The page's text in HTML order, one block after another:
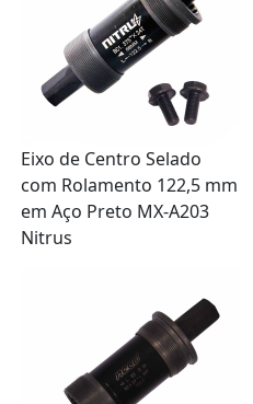
Eixo de Centro Selado
com Rolamento 122,5 mm
em Aço Preto MX-A203
Nitrus